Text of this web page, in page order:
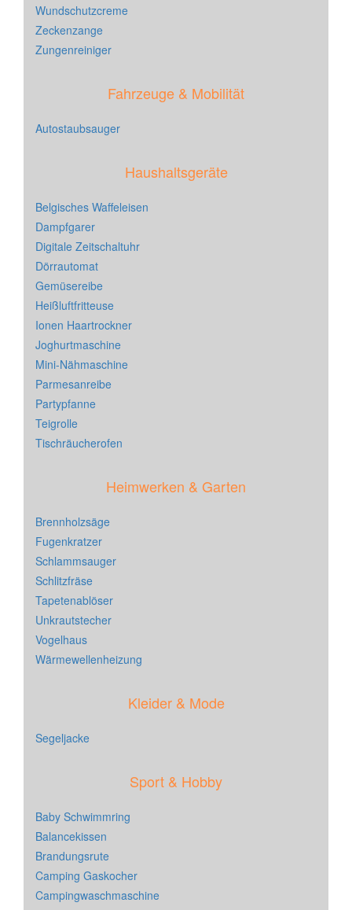
Wundschutzcreme
Zeckenzange
Zungenreiniger
Fahrzeuge & Mobilität
Autostaubsauger
Haushaltsgeräte
Belgisches Waffeleisen
Dampfgarer
Digitale Zeitschaltuhr
Dörrautomat
Gemüsereibe
Heißluftfritteuse
Ionen Haartrockner
Joghurtmaschine
Mini-Nähmaschine
Parmesanreibe
Partypfanne
Teigrolle
Tischräucherofen
Heimwerken & Garten
Brennholzsäge
Fugenkratzer
Schlammsauger
Schlitzfräse
Tapetenablöser
Unkrautstecher
Vogelhaus
Wärmewellenheizung
Kleider & Mode
Segeljacke
Sport & Hobby
Baby Schwimmring
Balancekissen
Brandungsrute
Camping Gaskocher
Campingwaschmaschine